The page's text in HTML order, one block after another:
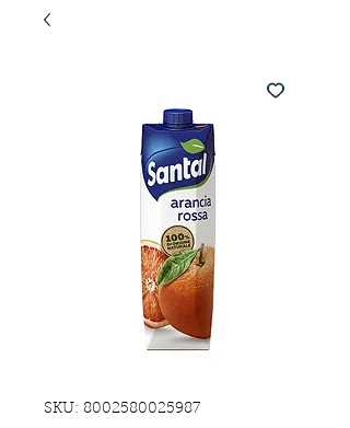
SKU: 8002580025987